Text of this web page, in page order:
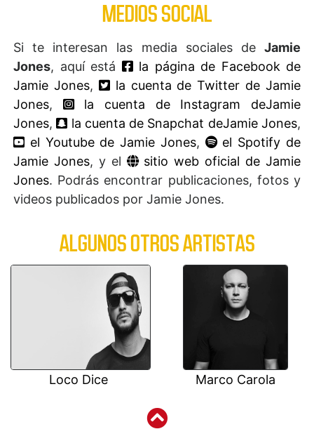
MEDIOS SOCIAL
Si te interesan las media sociales de Jamie
Jones, aquí está
la página de Facebook de
Jamie Jones,
la cuenta de Twitter de Jamie
Jones,
la cuenta de Instagram deJamie
Jones, la cuenta de Snapchat deJamie Jones,
el Youtube de Jamie Jones,
el Spotify de
Jamie Jones, y el
sitio web oficial de Jamie
Jones. Podrás encontrar publicaciones, fotos y
videos publicados por Jamie Jones.
ALGUNOS OTROS ARTISTAS
Loco Dice Marco Carola